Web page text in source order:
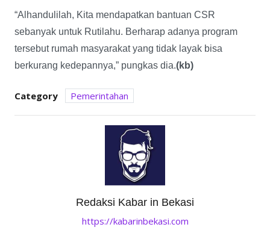
“Alhandulilah, Kita mendapatkan bantuan CSR
sebanyak untuk Rutilahu. Berharap adanya program
tersebut rumah masyarakat yang tidak layak bisa
berkurang kedepannya,” pungkas dia.(kb)
Category Pemerintahan
Redaksi Kabar in Bekasi
https://kabarinbekasi.com